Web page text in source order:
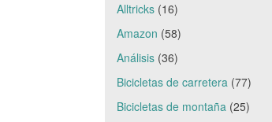
Alltricks(16)
Amazon (58)
Análisis(36)
Bicicletas de carretera(77)
Bicicletas de montaña(25)